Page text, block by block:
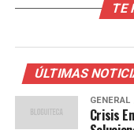
La pandemia de
pobreza y el
reducidos sus
alimentos
afectado la
TE
ÚLTIMAS
GENERAL
Crisis